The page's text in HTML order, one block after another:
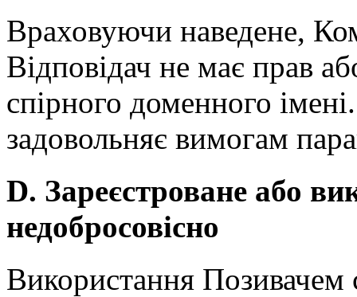
Враховуючи наведене,
Відповідач не має прав
спірного доменного
задовольняє вимогам
D. Зареєстроване або
недобросовісно
Використання Позивачем